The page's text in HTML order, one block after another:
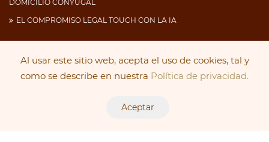
Al usar este sitio web, acepta el uso de cookies, tal y
como se describe en nuestra Política de privacidad.
Aceptar
DOMICILIO CONYUGAL
EL COMPROMISO LEGAL TOUCH CON LA IA
Copyright 2019 Legal Touch. Todos los derechos
Aviso Legal